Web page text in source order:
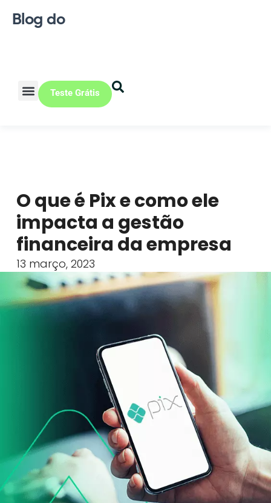
Blog do
Teste Grátis
O que é Pix e como ele
impacta a gestão
financeira da empresa
13 março, 2023